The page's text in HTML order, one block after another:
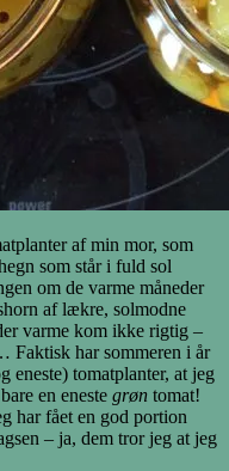
af min mor, som
som står i fuld sol
om de varme måneder
af lækre, solmodne
varme kom ikke rigtig –
Faktisk har sommeren i år
eneste) tomatplanter, at jeg
en eneste grøn tomat!
har fået en god portion
– ja, dem tror jeg at jeg